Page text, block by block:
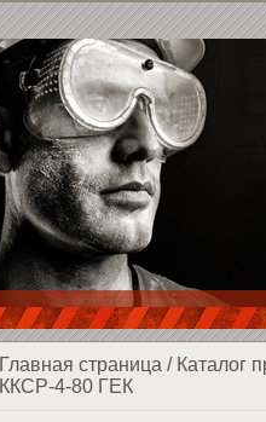
Главная страница / Каталог
ККСР-4-80 ГЕК